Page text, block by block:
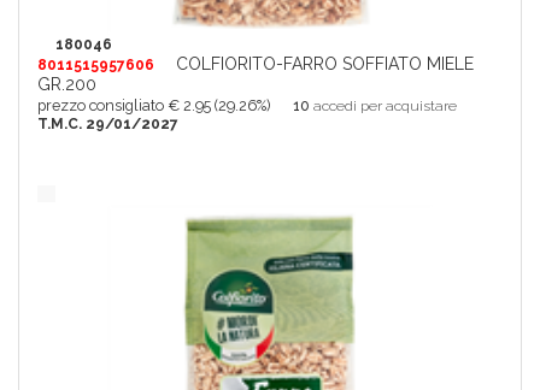
180046
8011515957606
COLFIORITO-FARRO SOFFIATO MIELE
GR.200
prezzo consigliato € 2.95 (29.26%) 10 accedi per acquistare
T.M.C. 29/01/2027